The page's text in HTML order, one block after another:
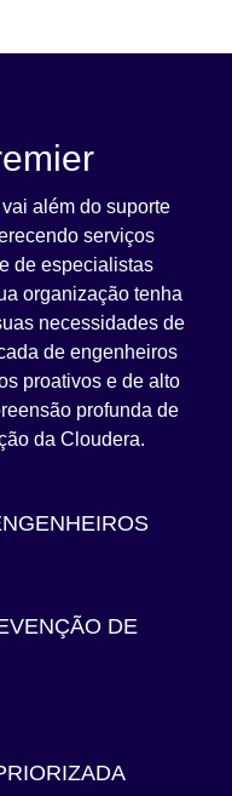
além do suporte
serviços
de especialistas
organização tenha
necessidades de
de engenheiros
proativos e de alto
profunda de
da Cloudera.
DE